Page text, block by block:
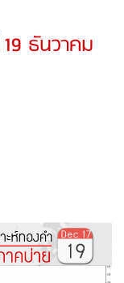
ธันวาคม